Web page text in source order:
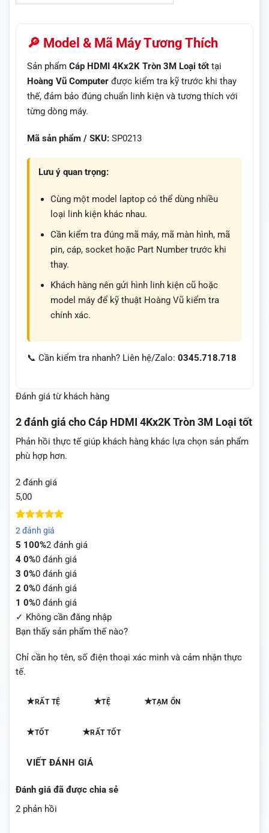
🔎 Model & Mã Máy Tương Thích
Sản phẩm Cáp HDMI 4Kx2K Tròn 3M Loại tốt tại
Hoàng Vũ Computer được kiểm tra kỹ trước khi thay
thế, đảm bảo đúng chuẩn linh kiện và tương thích với
từng dòng máy.
Mã sản phẩm / SKU: SP0213
Lưu ý quan trọng:
Cùng một model laptop có thể dùng nhiều
loại linh kiện khác nhau.
Cần kiểm tra đúng mã máy, mã màn hình, mã
pin, cáp, socket hoặc Part Number trước khi
thay.
Khách hàng nên gửi hình linh kiện cũ hoặc
model máy để kỹ thuật Hoàng Vũ kiểm tra
chính xác.
📞 Cần kiểm tra nhanh? Liên hệ/Zalo: 0345.718.718
Đánh giá từ khách hàng
2 đánh giá choCáp HDMI 4Kx2K Tròn 3M Loại tốt
Phản hồi thực tế giúp khách hàng khác lựa chọn sản phẩm
phù hợp hơn.
2 đánh giá
5,00
5 trên 5
dựa trên
2
đánh giá
2 đánh giá
5 100%2 đánh giá
4 0%0 đánh giá
3 0%0 đánh giá
2 0%0 đánh giá
1 0%0 đánh giá
✓ Không cần đăng nhập
Bạn thấy sản phẩm thế nào?
Chỉ cần họ tên, số điện thoại xác minh và cảm nhận thực
tế.
★RẤT TỆ ★TỆ ★TẠM ỔN
★TỐT ★RẤT TỐT
VIẾT ĐÁNH GIÁ
Đánh giá đã được chia sẻ
2 phản hồi